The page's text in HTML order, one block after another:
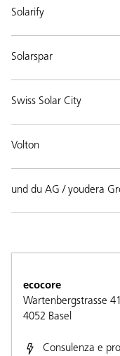
Solarify
Solarspar
Swiss Solar City
Volton
und du AG / youdera
ecocore
Wartenbergstrasse 41
4052 Basel
Consulenza e